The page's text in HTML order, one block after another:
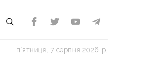
пʼятниця, 7 серпня 2026 р.